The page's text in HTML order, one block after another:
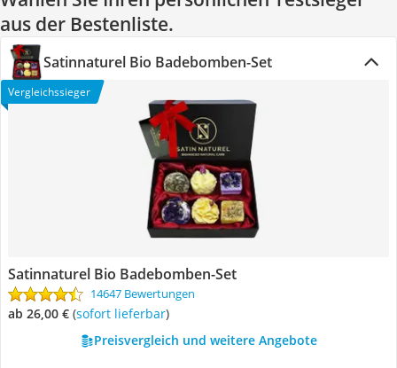
aus der Bestenliste.
Satinnaturel Bio Badebomben-Set
Vergleichssieger
Satinnaturel Bio Badebomben-Set
14647 Bewertungen
ab 26,00 € ( Sofort lieferbar)
Preisvergleich und weitere Angebote